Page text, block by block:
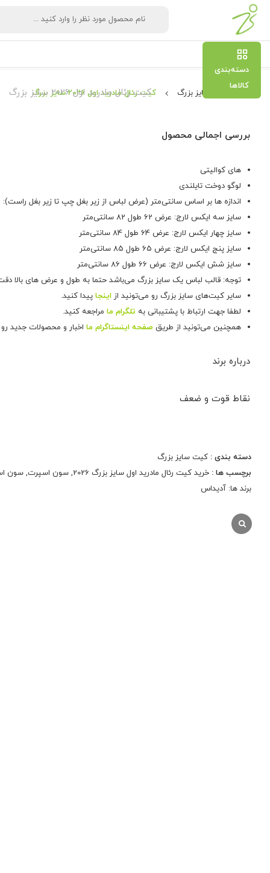
دسته‌بندی
کالاها
کیت رئال مادرید اول 2026 سایز بزرگ کیت سایز بزرگ کیت رئال مادرید اول 2026 سایز بزرگ
بررسی اجمالی محصول
های کوالیتی
لوگو دوخت تایلندی
اندازه ها بر اساس سانتی‌متر (عرض لباس از زیر بغل چپ تا زیر بغل راست):
سایز سه ایکس لارج: عرض 62 طول 82 سانتی‌متر
سایز چهار ایکس لارج: عرض 64 طول 84 سانتی‌متر
سایز پنج ایکس لارج: عرض 65 طول 85 سانتی‌متر
سایز شش ایکس لارج: عرض 66 طول 86 سانتی‌متر
توجه: قالب لباس یک سایز بزرگ می‌باشد حتما به طول و عرض های بالا
سایر کیت‌های سایز بزرگ رو می‌تونید از اینجا پیدا کنید.
لطفا جهت ارتباط با پشتیبانی به تلگرام مامراجعه کنید.
همچنین می‌تونید از طریق صفحه اینستاگرام ما اخبار و محصولات جدید رو
درباره برند
نقاط قوت و ضعف
دسته بندی :کیت سایز بزرگ
برچسب ها :خرید کیت رئال مادرید اول سایز بزرگ 2026 , سون اسپرت,سون
برند ها:آدیداس